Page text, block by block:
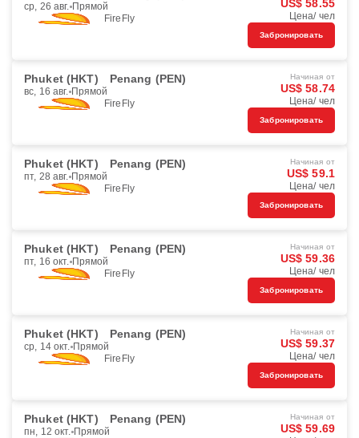
ср, 26 авг. Прямой
FireFly
US$ 58.55
Цена/ чел
Забронировать
Phuket (HKT) Penang (PEN)
вс, 16 авг. Прямой
FireFly
Начиная от
US$ 58.74
Цена/ чел
Забронировать
Phuket (HKT) Penang (PEN)
пт, 28 авг. Прямой
FireFly
Начиная от
US$ 59.1
Цена/ чел
Забронировать
Phuket (HKT) Penang (PEN)
пт, 16 окт. Прямой
FireFly
Начиная от
US$ 59.36
Цена/ чел
Забронировать
Phuket (HKT) Penang (PEN)
ср, 14 окт. Прямой
FireFly
Начиная от
US$ 59.37
Цена/ чел
Забронировать
Phuket (HKT) Penang (PEN)
пн, 12 окт. Прямой
Начиная от
US$ 59.69